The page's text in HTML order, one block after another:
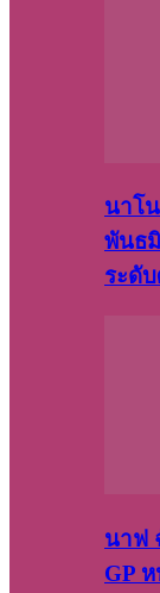
นาโ
พันธ
ระดั
นาฟ
GP